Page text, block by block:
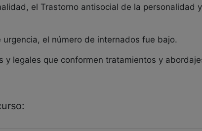
el Trastorno antisocial de la personalidad
el número de internados fue bajo.
y legales que conformen tratamientos y